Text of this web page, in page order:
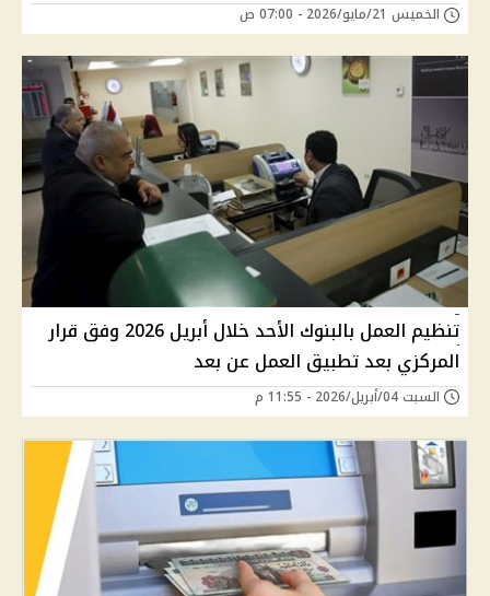
الخميس 21/مايو/2026 - 07:00 ص
تنظيم العمل بالبنوك الأحد خلال أبريل 2026 وفق قرار
المركزي بعد تطبيق العمل عن بعد
السبت 04/أبريل/2026 - 11:55 م